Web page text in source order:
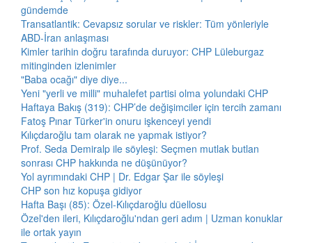
gündemde
Transatlantik: Cevapsız sorular ve riskler: Tüm yönleriyle
ABD-İran anlaşması
Kimler tarihin doğru tarafında duruyor: CHP Lüleburgaz
mitinginden izlenimler
"Baba ocağı" diye diye...
Yeni "yerli ve milli" muhalefet partisi olma yolundaki CHP
Haftaya Bakış (319): CHP’de değişimciler için tercih zamanı
Fatoş Pınar Türker'in onuru işkenceyi yendi
Kılıçdaroğlu tam olarak ne yapmak istiyor?
Prof. Seda Demiralp ile söyleşi: Seçmen mutlak butlan
sonrası CHP hakkında ne düşünüyor?
Yol ayrımındaki CHP | Dr. Edgar Şar ile söyleşi
CHP son hız kopuşa gidiyor
Hafta Başı (85): Özel-Kılıçdaroğlu düellosu
Özel'den ileri, Kılıçdaroğlu'ndan geri adım | Uzman konuklar
ile ortak yayın